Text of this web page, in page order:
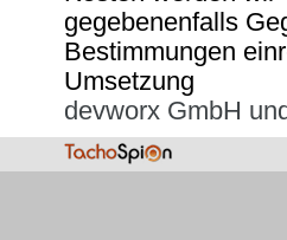
gegebenenfalls
Bestimmungen
Umsetzung
devworx GmbH